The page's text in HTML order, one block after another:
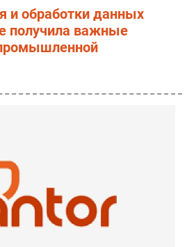
и обработки данных
получила важные